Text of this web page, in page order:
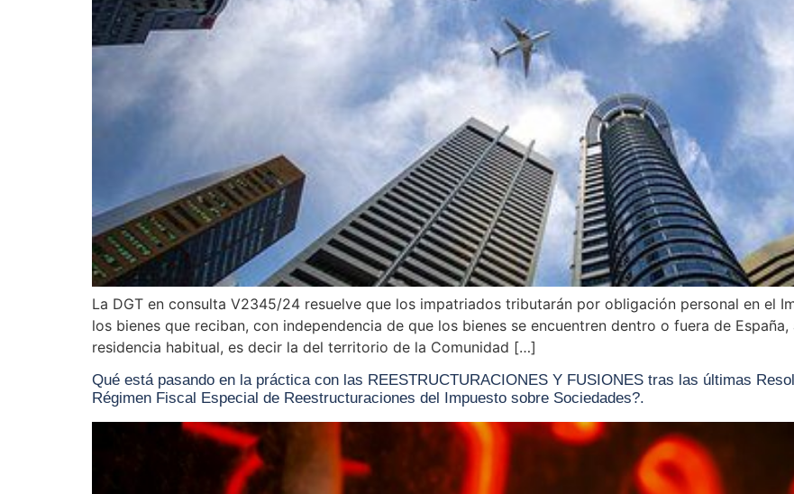
La DGT en consulta V2345/24 resuelve que los impatriados tributarán por obligación personal en el
los bienes que reciban, con independencia de que los bienes se encuentren dentro o fuera de
residencia habitual, es decir la del territorio de la Comunidad […]
Qué está pasando en la práctica con las REESTRUCTURACIONES Y FUSIONES tras las últimas
Régimen Fiscal Especial de Reestructuraciones del Impuesto sobre Sociedades?.